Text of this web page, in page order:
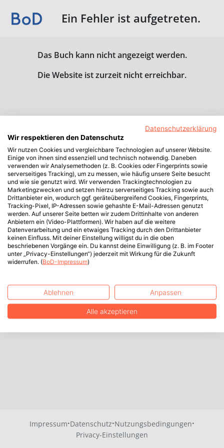
Ein Fehler ist aufgetreten.
Das Buch kann nicht angezeigt werden.
Die Website ist zurzeit nicht erreichbar.
Impressum·Datenschutz·Nutzungsbedingungen·
Privacy-Einstellungen
Datenschutzerklärung
Wir respektieren den Datenschutz
Wir nutzen Cookies und vergleichbare Technologien auf unserer Website.
Einige von ihnen sind essenziell und technisch notwendig. Daneben
verwenden wir Analysemethoden (z. B. Cookies oder Fingerprints sowie
serverseitiges Tracking), um zu messen, wie häufig unsere Seite besucht
und wie sie genutzt wird. Wir verwenden Trackingtechnologien zu
Marketingzwecken und setzen hierzu serverseitiges Tracking sowie auch
Drittanbieter ein, wodurch ggf. geräteübergreifend Cookies, Fingerprints,
Tracking-Pixel, IP-Adressen sowie gehashte E-Mail-Adressen genutzt
werden. Auf unserer Seite betten wir zudem Drittinhalte von anderen
Anbietern ein (Video-Plattformen). Wir haben auf die weitere
Datenverarbeitung und ein etwaiges Tracking durch den Drittanbieter
keinen Einfluss. Mit deiner Einstellung willigst du in die oben
beschriebenen Vorgänge ein. Du kannst deine Einwilligung (z. B. im Footer
unter „Privacy-Einstellungen“) jederzeit mit Wirkung für die Zukunft
widerrufen. (BoD-Impressum)
Ablehnen Anpassen
Alle akzeptieren